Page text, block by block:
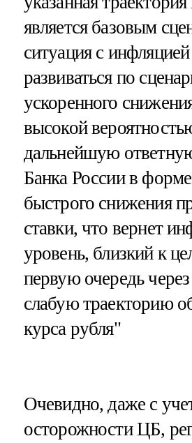
является базовым
ситуация с
развиваться по
ускоренного
высокой
дальнейшую
Банка России в
быстрого снижения
ставки, что вернет
уровень, близкий к
первую очередь
слабую траекторию
курса рубля"
Очевидно, даже с
осторожности ЦБ,